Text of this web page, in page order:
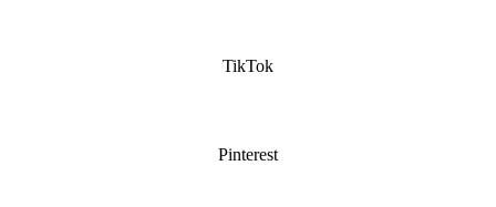
TikTok
Pinterest